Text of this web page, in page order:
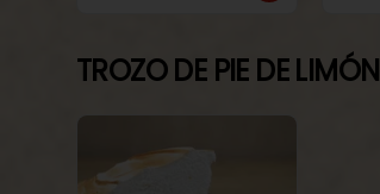
TROZO DE PIE DE LIMÓN